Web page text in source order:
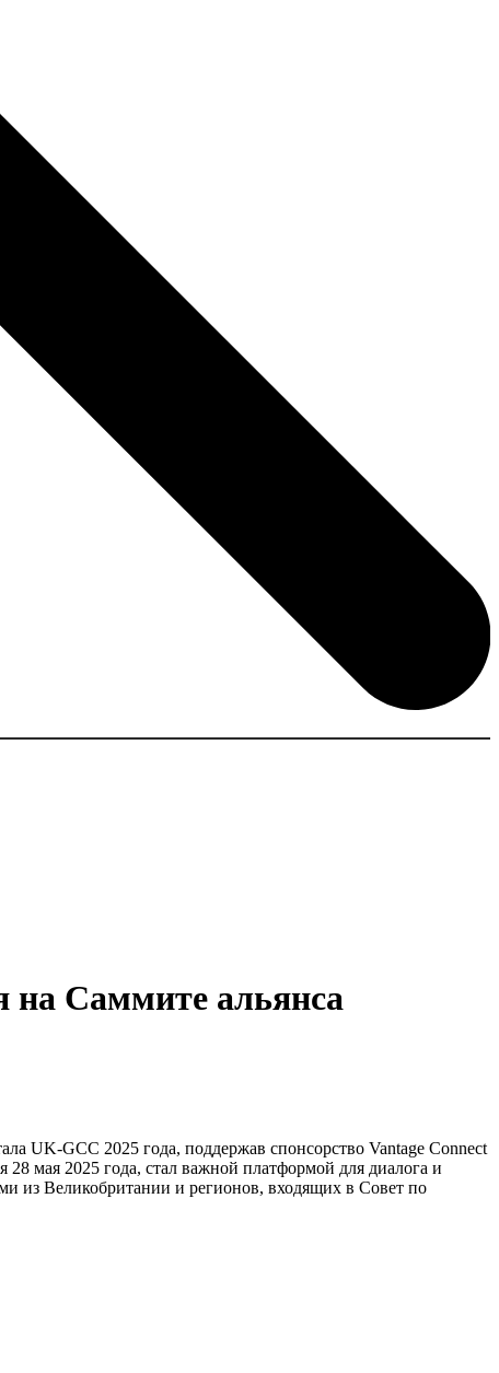
на Саммите альянса
UK-GCC 2025 года, поддержав спонсорство Vantage Connect
мая 2025 года, стал важной платформой для диалога и
из Великобритании и регионов, входящих в Совет по